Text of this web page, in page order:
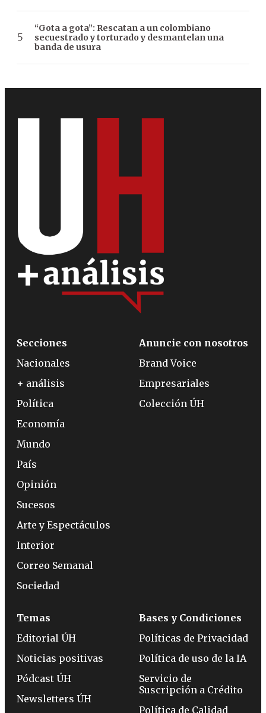
“Gota a gota”: Rescatan a un colombiano
secuestrado y torturado y desmantelan una
banda de usura
Secciones
Nacionales
+ análisis
Política
Economía
Mundo
País
Opinión
Sucesos
Arte y Espectáculos
Interior
Correo Semanal
Sociedad
Anuncie con nosotros
Brand Voice
Empresariales
Colección ÚH
Temas
Editorial ÚH
Noticias positivas
Pódcast ÚH
Newsletters ÚH
Bases y Condiciones
Políticas de Privacidad
Política de uso de la IA
Servicio de
Suscripción a Crédito
Política de Calidad